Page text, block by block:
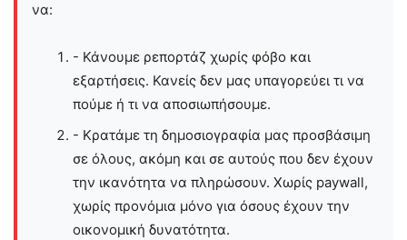
να:
- Κάνουμε ρεπορτάζ χωρίς φόβο και
εξαρτήσεις. Κανείς δεν μας υπαγορεύει τι να
πούμε ή τι να αποσιωπήσουμε.
- Κρατάμε τη δημοσιογραφία μας προσβάσιμη
σε όλους, ακόμη και σε αυτούς που δεν έχουν
την ικανότητα να πληρώσουν. Χωρίς paywall,
χωρίς προνόμια μόνο για όσους έχουν την
οικονομική δυνατότητα.